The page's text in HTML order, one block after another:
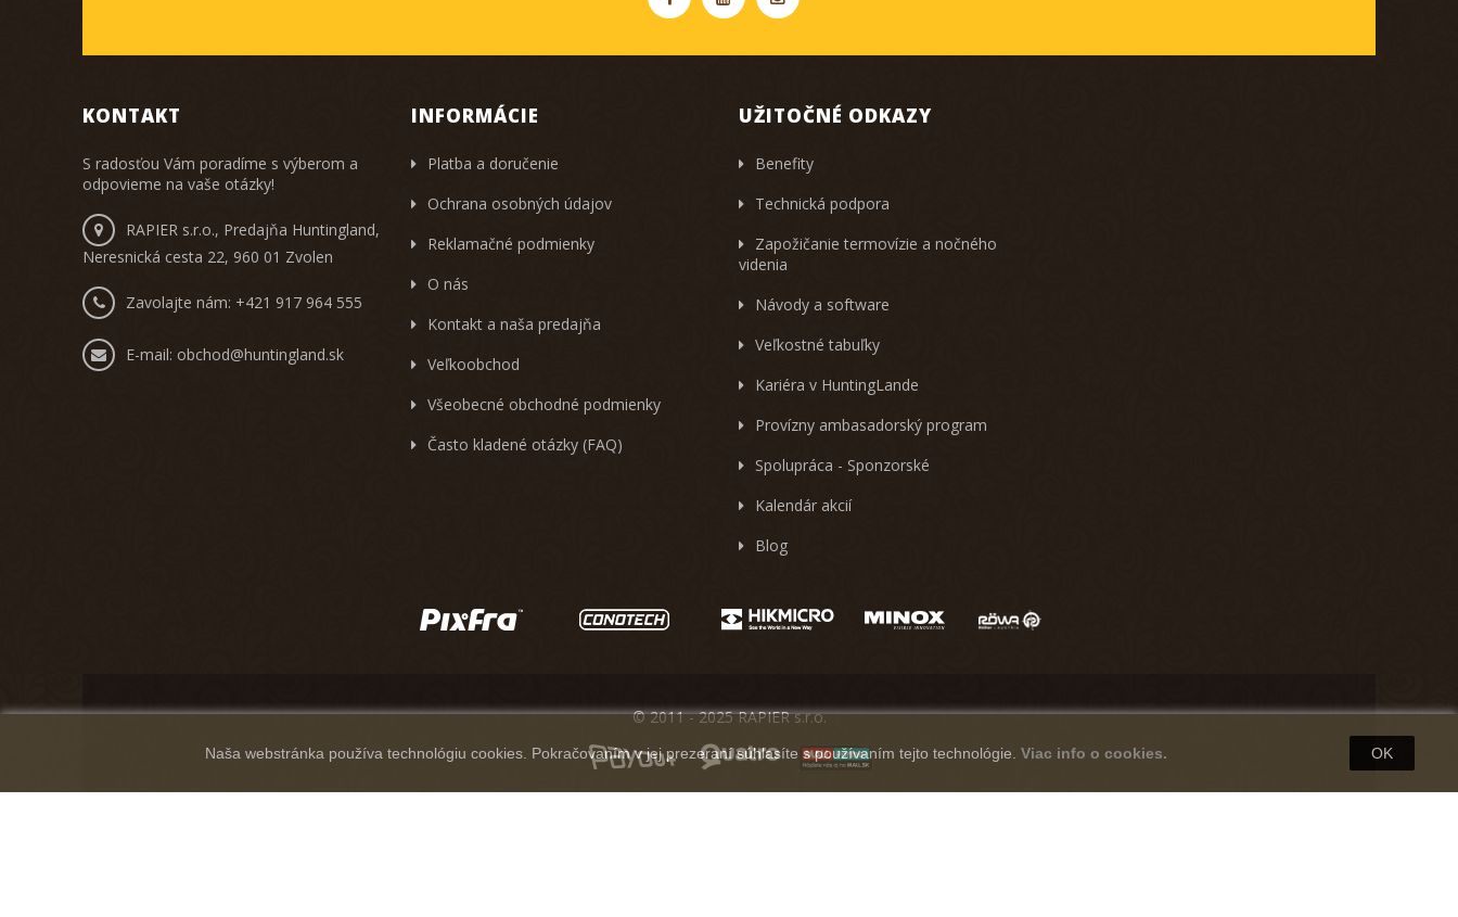
KONTAKT
S radosťou Vám poradíme s výberom a
odpovieme na vaše otázky!
RAPIER s.r.o., Predajňa Huntingland,
Neresnická cesta 22, 960 01 Zvolen
Zavolajte nám: +421 917 964 555
E-mail: obchod@huntingland.sk
INFORMÁCIE
Platba a doručenie
Ochrana osobných údajov
Reklamačné podmienky
O nás
Kontakt a naša predajňa
Veľkoobchod
Všeobecné obchodné podmienky
Často kladené otázky (FAQ)
UŽITOČNÉ ODKAZY
Benefity
Technická podpora
Zapožičanie termovízie a nočného
videnia
Návody a software
Veľkostné tabuľky
Kariéra v HuntingLande
Provízny ambasadorský program
Spolupráca - Sponzorské
Kalendár akcií
Blog
Naša webstránka používa technológiu cookies. Pokračovaním v jej prezeraní súhlasíte s používaním tejto technológie. Viac info o cookies. OK
© 2011 - 2025 RAPIER s.r.o.